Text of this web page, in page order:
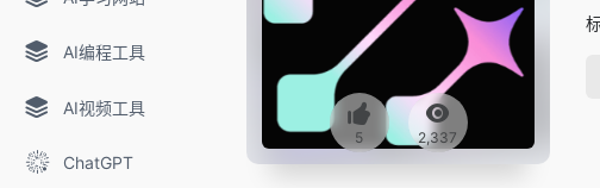
AI编程工具
AI视频工具
ChatGPT
5 2,337